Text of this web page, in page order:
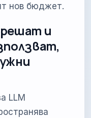
нов бюджет.
и
LLM